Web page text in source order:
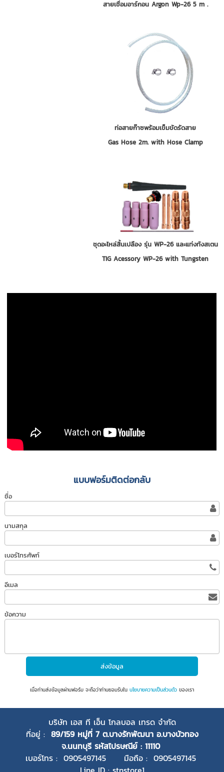
สายเชื่อมอาร์กอน Argon Wp-26 5 m .
ท่อสายก๊าซพร้อมเข็มขัดรัดสาย
Gas Hose 2m. with Hose Clamp
ชุดอะไหล่สิ้นเปลือง รุ่น WP-26 และแท่งทังสเตน
TIG Acessory WP-26 with Tungsten
แบบฟอร์มติดต่อกลับ
ชื่อ
นามสกุล
เบอร์โทรศัพท์
อีเมล
ข้อความ
เมื่อท่านส่งข้อมูลผ่านฟอร์ม จะถือว่าท่านยอมรับใน นโยบายความเป็นส่วนตัวของเรา
บริษัท เอส ที เอ็น โกลบอล เทรด จำกัด
ที่อยู่ : 89/159 หมู่ที่ 7 ต.บางรักพัฒนา อ.บางบัวทอง
จ.นนทบุรี รหัสไปรษณีย์ : 11110
เบอร์โทร : 0905497145 มือถือ : 0905497145